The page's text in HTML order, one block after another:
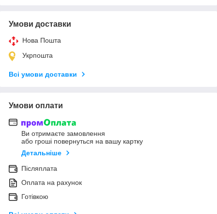
Умови доставки
Нова Пошта
Укрпошта
Всі умови доставки
Умови оплати
Ви отримаєте замовлення
або гроші повернуться на вашу картку
Детальніше
Післяплата
Оплата на рахунок
Готівкою